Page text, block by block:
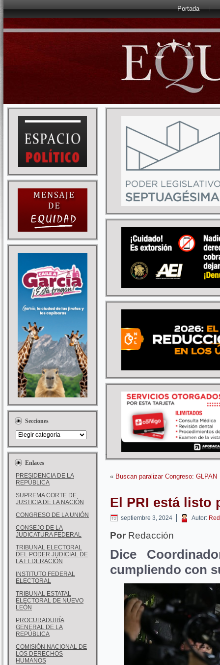
Portada
Secciones
Enlaces
PRESIDENCIA DE LA
REPÚBLICA
SUPREMA CORTE DE
JUSTICIA DE LA NACIÓN
CONGRESO DE LA UNIÓN
CONSEJO DE LA
JUDICATURA FEDERAL
TRIBUNAL ELECTORAL
DEL PODER JUDICIAL DE
LA FEDERACIÓN
INSTITUTO FEDERAL
ELECTORAL
TRIBUNAL ESTATAL
ELECTORAL DE NUEVO
LEÓN
PROCURADURÍA
GENERAL DE LA
REPÚBLICA
COMISIÓN NACIONAL DE
LOS DERECHOS
HUMANOS
« Buscan paralizar Congreso: GLPAN
El PRI está listo
septiembre 3, 2024 | Autor:
Por Redacción
Dice
cumpliendo con